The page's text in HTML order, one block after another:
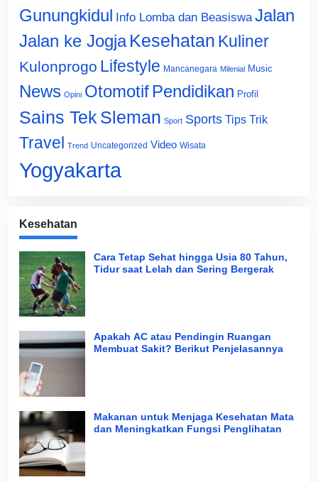
Gunungkidul Info Lomba dan Beasiswa Jalan
Jalan ke Jogja Kesehatan Kuliner
Kulonprogo Lifestyle Mancanegara Milenial Music
News Opini Otomotif Pendidikan Profil
Sains Tek Sleman Sport Sports Tips Trik
Travel Trend Uncategorized Video Wisata
Yogyakarta
Kesehatan
Cara Tetap Sehat hingga Usia 80 Tahun,
Tidur saat Lelah dan Sering Bergerak
Apakah AC atau Pendingin Ruangan
Membuat Sakit? Berikut Penjelasannya
Makanan untuk Menjaga Kesehatan Mata
dan Meningkatkan Fungsi Penglihatan